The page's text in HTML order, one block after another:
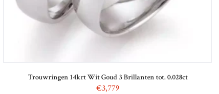
Trouwringen 14krt Wit Goud 3 Brillanten tot. 0.028ct
€3,779